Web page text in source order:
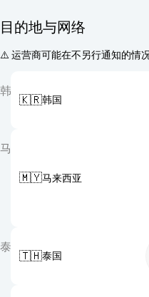
目的地与网络
⚠️ 运营商可能在不另行通知的情
韩
🇰🇷韩国
马
🇲🇾马来西亚
泰
🇹🇭泰国